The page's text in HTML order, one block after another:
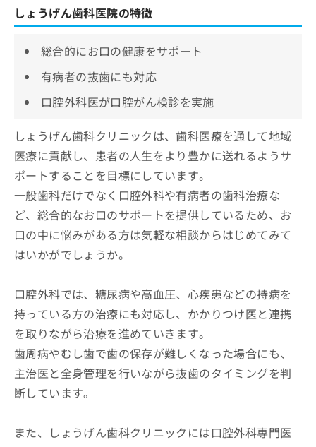
しょうげん歯科医院の特徴
総合的にお口の健康をサポート
有病者の抜歯にも対応
口腔外科医が口腔がん検診を実施
しょうげん歯科クリニックは、歯科医療を通して地域
医療に貢献し、患者の人生をより豊かに送れるようサ
ポートすることを目標にしています。
一般歯科だけでなく口腔外科や有病者の歯科治療な
ど、総合的なお口のサポートを提供しているため、お
口の中に悩みがある方は気軽な相談からはじめてみて
はいかがでしょうか。
口腔外科では、糖尿病や高血圧、心疾患などの持病を
持っている方の治療にも対応し、かかりつけ医と連携
を取りながら治療を進めていきます。
歯周病やむし歯で歯の保存が難しくなった場合にも、
主治医と全身管理を行いながら抜歯のタイミングを判
断しています。
また、しょうげん歯科クリニックには口腔外科専門医